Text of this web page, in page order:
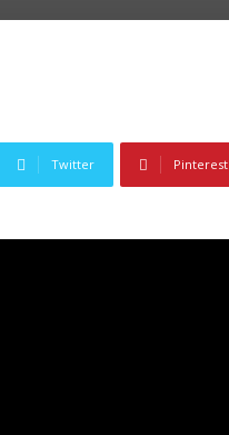
Twitter Pinterest